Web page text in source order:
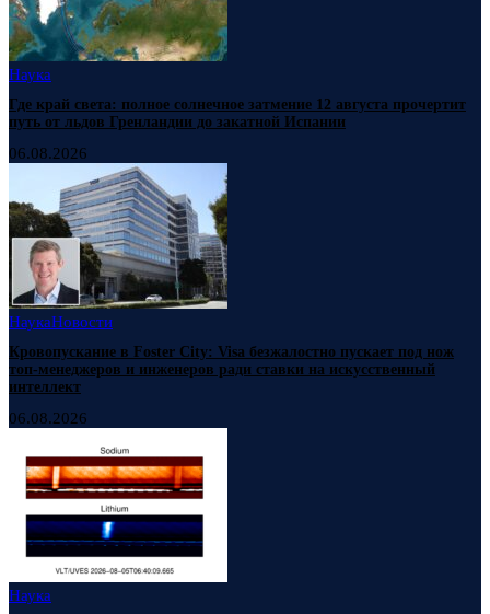
Наука
Где край света: полное солнечное затмение 12 августа прочертит
путь от льдов Гренландии до закатной Испании
06.08.2026
НаукаНовости
Кровопускание в Foster City: Visa безжалостно пускает под нож
топ-менеджеров и инженеров ради ставки на искусственный
интеллект
06.08.2026
Наука